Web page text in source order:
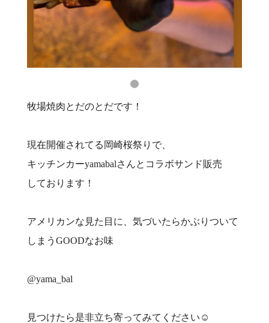
牧場焼肉とだのとだです！
現在開催されてる岡崎桜祭りで、
キッチンカーyamabalさんとコラボサンド販売
しております！
アメリカンな見た目に、気づいたらかぶりついて
しまうGOODなお味
@yama_bal
見つけたら是非立ち寄ってみてください☺️